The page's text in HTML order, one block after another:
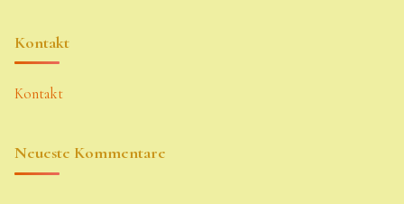
Kontakt
Kontakt
Neueste Kommentare